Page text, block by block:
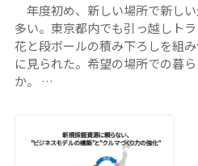
年度初め、新しい場所で新し
多い。東京都内でも引っ越しト
花と段ボールの積み下ろしを組
に見られた。希望の場所での暮
か。 …